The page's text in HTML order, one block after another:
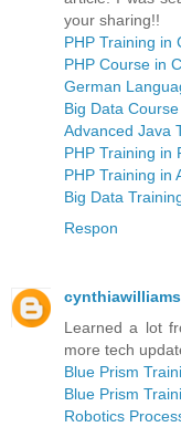
your sharing!!
PHP Training in
PHP Course in
German
Big Data
Advanced Java
PHP Training in
PHP Training in
Big Data
Respon
cynthiawilliams
Learned a lot
more tech
Blue Prism
Blue Prism
Robotics